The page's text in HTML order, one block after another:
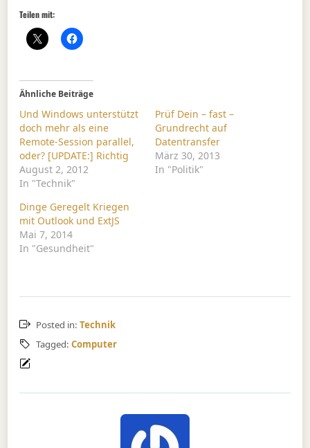
Teilen mit:
Ähnliche Beiträge
Und Windows unterstützt
doch mehr als eine
Remote-Session parallel,
oder? [UPDATE:] Richtig
August 2, 2012
In "Technik"
Prüf Dein – fast –
Grundrecht auf
Datentransfer
März 30, 2013
In "Politik"
Dinge Geregelt Kriegen
mit Outlook und ExtJS
Mai 7, 2014
In "Gesundheit"
Posted in: Technik
Tagged: Computer